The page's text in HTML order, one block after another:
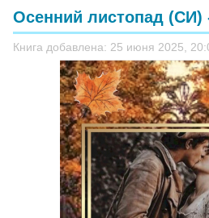
Осенний листопад (СИ)
Книга добавлена: 25 июня 2025,